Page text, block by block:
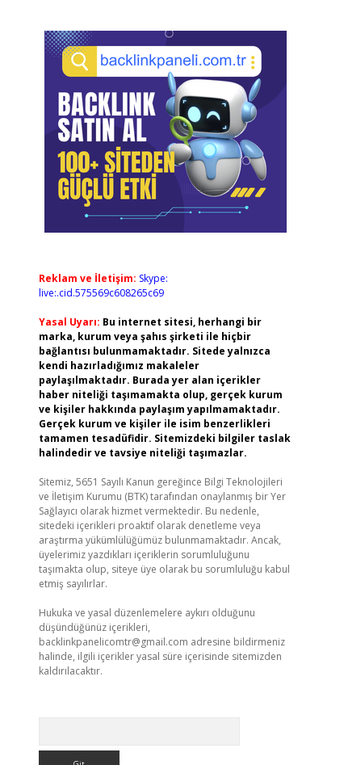
Reklam ve İletişim: Skype:
live:.cid.575569c608265c69
Yasal Uyarı: Bu internet sitesi, herhangi bir
marka, kurum veya şahıs şirketi ile hiçbir
bağlantısı bulunmamaktadır. Sitede yalnızca
kendi hazırladığımız makaleler
paylaşılmaktadır. Burada yer alan içerikler
haber niteliği taşımamakta olup, gerçek kurum
ve kişiler hakkında paylaşım yapılmamaktadır.
Gerçek kurum ve kişiler ile isim benzerlikleri
tamamen tesadüfidir. Sitemizdeki bilgiler taslak
halindedir ve tavsiye niteliği taşımazlar.
Sitemiz, 5651 Sayılı Kanun gereğince Bilgi Teknolojileri
ve İletişim Kurumu (BTK) tarafından onaylanmış bir Yer
Sağlayıcı olarak hizmet vermektedir. Bu nedenle,
sitedeki içerikleri proaktif olarak denetleme veya
araştırma yükümlülüğümüz bulunmamaktadır. Ancak,
üyelerimiz yazdıkları içeriklerin sorumluluğunu
taşımakta olup, siteye üye olarak bu sorumluluğu kabul
etmiş sayılırlar.
Hukuka ve yasal düzenlemelere aykırı olduğunu
düşündüğünüz içerikleri,
backlinkpanelicomtr@gmail.com adresine bildirmeniz
halinde, ilgili içerikler yasal süre içerisinde sitemizden
kaldırılacaktır.